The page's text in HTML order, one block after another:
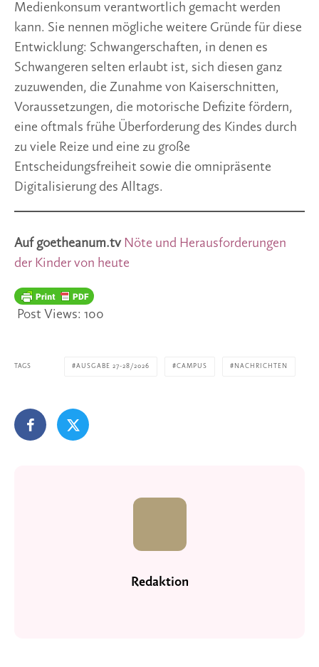
Medienkonsum verantwortlich gemacht werden
kann. Sie nennen mögliche weitere Gründe für diese
Entwicklung: Schwangerschaften, in denen es
Schwangeren selten erlaubt ist, sich diesen ganz
zuzuwenden, die Zunahme von Kaiserschnitten,
Voraussetzungen, die motorische Defizite fördern,
eine oftmals frühe Überforderung des Kindes durch
zu viele Reize und eine zu große
Entscheidungsfreiheit sowie die omnipräsente
Digitalisierung des Alltags.
Auf goetheanum.tv Nöte und Herausforderungen
der Kinder von heute
Post Views: 100
TAGS AUSGABE 27-28/2026 CAMPUS NACHRICHTEN
Redaktion